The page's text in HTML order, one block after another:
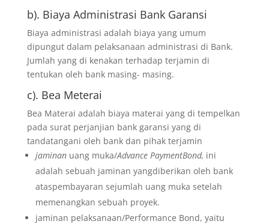
b). Biaya Administrasi Bank Garansi
Biaya administrasi adalah biaya yang umum
dipungut dalam pelaksanaan administrasi di Bank.
Jumlah yang di kenakan terhadap terjamin di
tentukan oleh bank masing- masing.
c). Bea Meterai
Bea Materai adalah biaya materai yang di tempelkan
pada surat perjanjian bank garansi yang di
tandatangani oleh bank dan pihak terjamin
jaminan uang muka/Advance PaymentBond, ini
adalah sebuah jaminan yangdiberikan oleh bank
ataspembayaran sejumlah uang muka setelah
memenangkan sebuah proyek.
jaminan pelaksanaan/Performance Bond, yaitu